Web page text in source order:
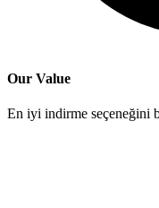
Our Value
En iyi indirme seçeneğini